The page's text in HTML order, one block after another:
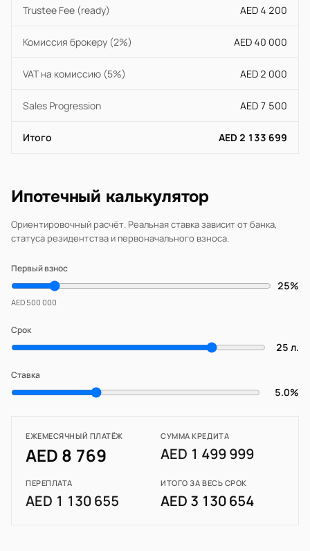
Trustee Fee (ready) AED 4 200
Комиссия брокеру (2%) AED 40 000
VAT на комиссию (5%) AED 2 000
Sales Progression AED 7 500
Итого AED 2 133 699
Ипотечный калькулятор
Ориентировочный расчёт. Реальная ставка зависит от банка,
статуса резидентства и первоначального взноса.
Первый взнос
25%
AED 500 000
Срок
25 л.
Ставка
5.0%
ЕЖЕМЕСЯЧНЫЙ ПЛАТЁЖ
AED 8 769
СУММА КРЕДИТА
AED 1 499 999
ПЕРЕПЛАТА
AED 1 130 655
ИТОГО ЗА ВЕСЬ СРОК
AED 3 130 654